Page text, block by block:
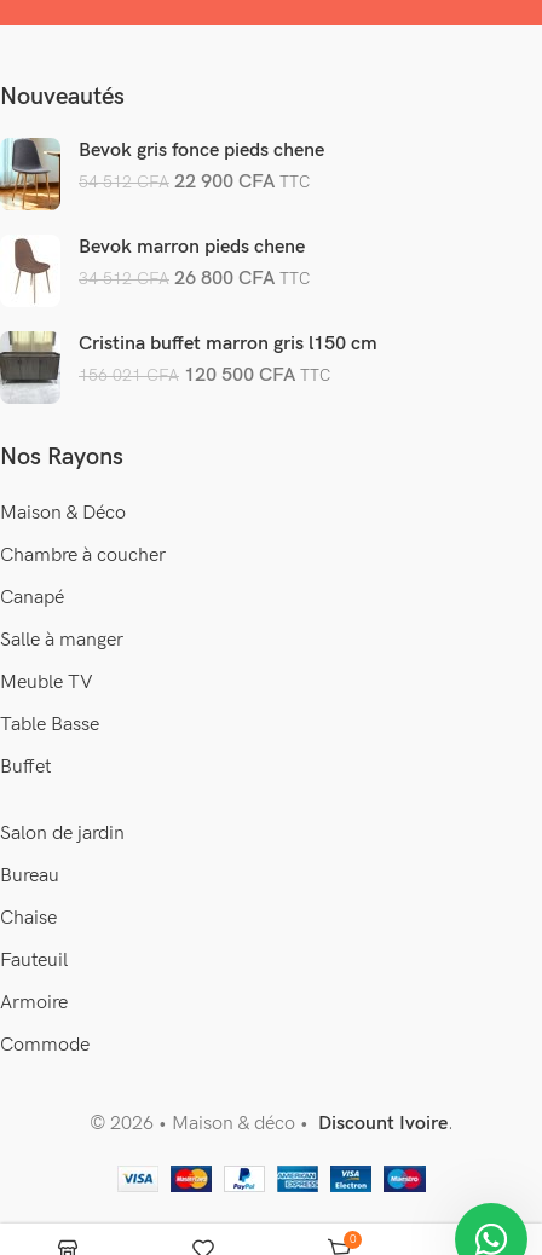
Nouveautés
Bevok gris fonce pieds chene
54 512CFA 22 900CFA TTC
Bevok marron pieds chene
34 512CFA 26 800CFA TTC
Cristina buffet marron gris l150 cm
156 021CFA 120 500CFA TTC
Nos Rayons
Maison & Déco
Chambre à coucher
Canapé
Salle à manger
Meuble TV
Table Basse
Buffet
Salon de jardin
Bureau
Chaise
Fauteuil
Armoire
Commode
© 2026 • Maison & déco • Discount Ivoire.
0